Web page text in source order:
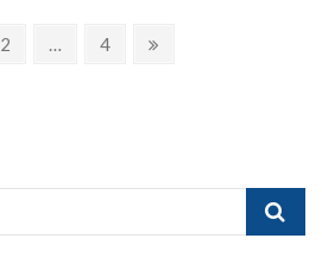
Page
2 … Page
4